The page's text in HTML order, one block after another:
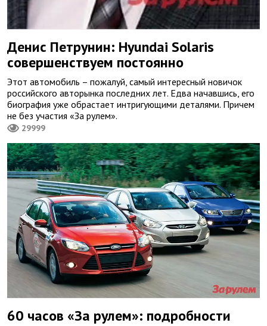
Денис Петрунин: Hyundai Solaris
совершенствуем постоянно
Этот автомобиль – пожалуй, самый интересный новичок
российского авторынка последних лет. Едва начавшись, его
биография уже обрастает интригующими деталями. Причем
не без участия «За рулем».
29999
60 часов «За рулем»: подробности